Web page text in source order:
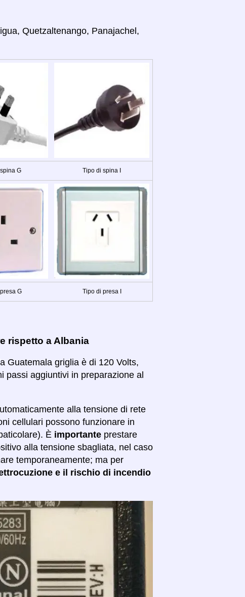
Quetzaltenango, Panajachel,
G Tipo di spina I
G Tipo di presa I
rispetto a Albania
Guatemala griglia è di 120 Volts,
passi aggiuntivi in preparazione al
alla tensione di rete
cellulari possono funzionare in
È importante prestare
alla tensione sbagliata, nel caso
temporaneamente; ma per
e il rischio di incendio